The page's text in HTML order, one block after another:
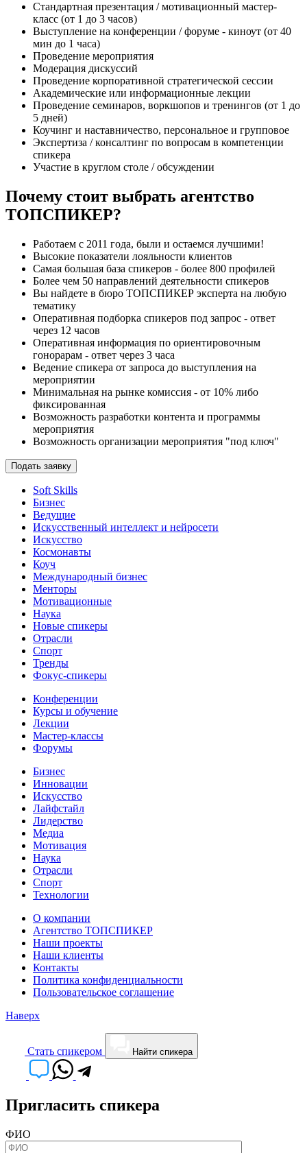
Стандартная презентация / мотивационный мастер-
класс (от 1 до 3 часов)
Выступление на конференции / форуме - киноут (от 40
мин до 1 часа)
Проведение мероприятия
Модерация дискуссий
Проведение корпоративной стратегической сессии
Академические или информационные лекции
Проведение семинаров, воркшопов и тренингов (от 1 до
5 дней)
Коучинг и наставничество, персональное и групповое
Экспертиза / консалтинг по вопросам в компетенции
спикера
Участие в круглом столе / обсуждении
Почему стоит выбрать агентство
ТОПСПИКЕР?
Работаем с 2011 года, были и остаемся лучшими!
Высокие показатели лояльности клиентов
Самая большая база спикеров - более 800 профилей
Более чем 50 направлений деятельности спикеров
Вы найдете в бюро ТОПСПИКЕР эксперта на любую
тематику
Оперативная подборка спикеров под запрос - ответ
через 12 часов
Оперативная информация по ориентировочным
гонорарам - ответ через 3 часа
Ведение спикера от запроса до выступления на
мероприятии
Минимальная на рынке комиссия - от 10% либо
фиксированная
Возможность разработки контента и программы
мероприятия
Возможность организации мероприятия "под ключ"
Подать заявку
Soft Skills
Бизнес
Ведущие
Искусственный интеллект и нейросети
Искусство
Космонавты
Коуч
Международный бизнес
Менторы
Мотивационные
Наука
Новые спикеры
Отрасли
Спорт
Тренды
Фокус-спикеры
Конференции
Курсы и обучение
Лекции
Мастер-классы
Форумы
Бизнес
Инновации
Искусство
Лайфстайл
Лидерство
Медиа
Мотивация
Наука
Отрасли
Спорт
Технологии
О компании
Агентство ТОПСПИКЕР
Наши проекты
Наши клиенты
Контакты
Политика конфиденциальности
Пользовательское соглашение
Наверх
Cтать спикером Найти спикера
Пригласить спикера
ФИО